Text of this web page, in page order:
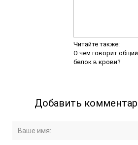
Читайте также:
О чем говорит общий
белок в крови?
Добавить